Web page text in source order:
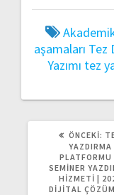
aşamaları Tez
Yazımı tez
ÖNCEKI:
YAZDIRMA
PLATFORMU
SEMINER
HIZMETI |
DIJITAL